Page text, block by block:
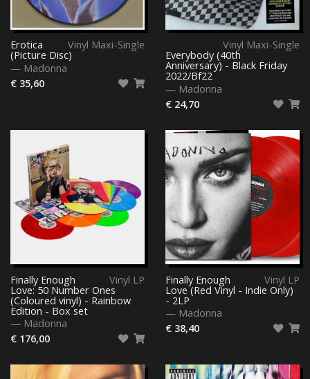
Vinyl Maxi-Single
Erotica
(Picture Disc)
— Madonna
€ 35,60
Vinyl Maxi-Single
Everybody (40th
Anniversary) - Black Friday
2022/Bf22
— Madonna
€ 24,70
Vinyl LP
Finally Enough
Love: 50 Number Ones
(Coloured vinyl) - Rainbow
Edition - Box set
— Madonna
€ 176,00
Vinyl LP
Finally Enough
Love (Red Vinyl - Indie Only)
- 2LP
— Madonna
€ 38,40